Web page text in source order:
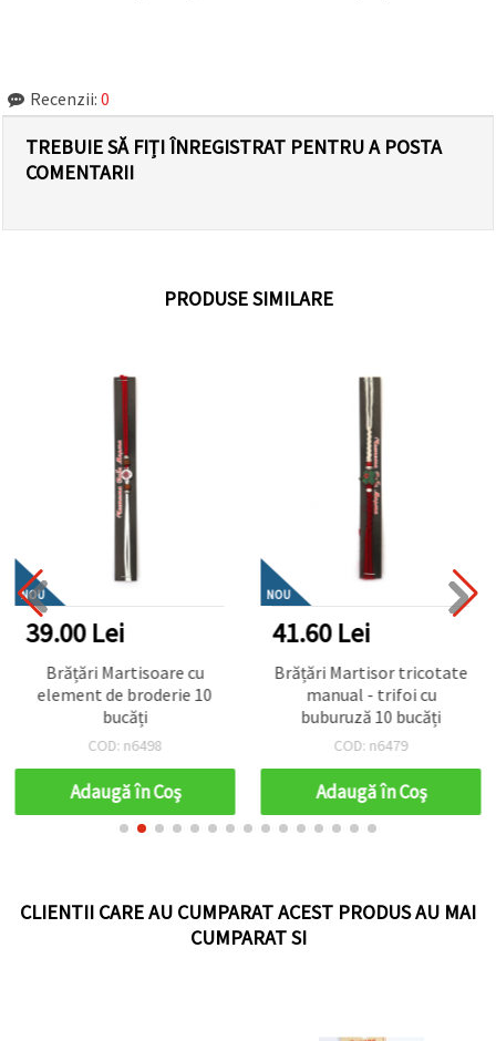
Recenzii: 0
TREBUIE SĂ FIȚI ÎNREGISTRAT PENTRU A POSTA
COMENTARII
PRODUSE SIMILARE
NOU
39.00 Lei
Brățări Martisoare cu
element de broderie 10
bucăți
COD: n6498
Adaugă în Coş
NOU
41.60 Lei
Brățări Martisor tricotate
manual - trifoi cu
buburuză 10 bucăți
COD: n6479
Adaugă în Coş
CLIENTII CARE AU CUMPARAT ACEST PRODUS AU MAI
CUMPARAT SI